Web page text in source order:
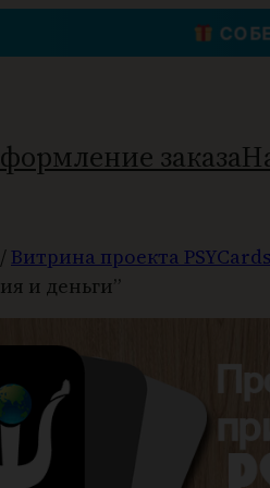
заказа
/ Витрина проекта
и деньги”